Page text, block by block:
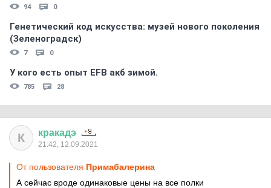
94 0
Генетический код искусства: музей нового поколения
(Зеленоградск)
7 0
У кого есть опыт EFB акб зимой.
785 28
К кракадэ
21:42, 12.09.2021
От пользователя Примaбaлерина
А сейчас вроде одинаковые цены на все полки